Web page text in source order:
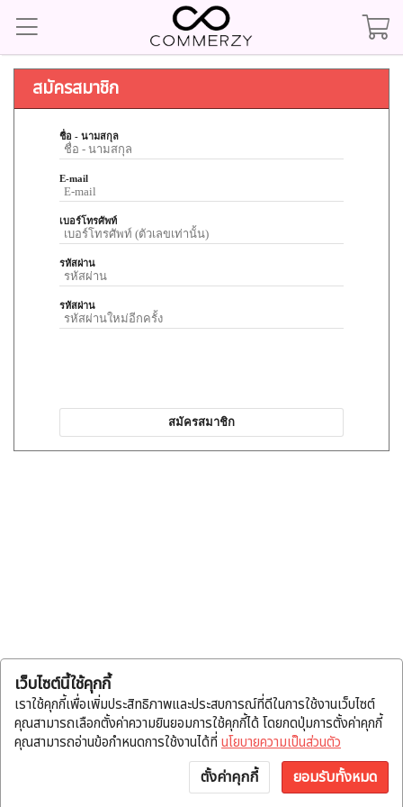
แจ้งโอน บัญชี พูดคุย
เว็บไซต์นี้ใช้คุกกี้
เราใช้คุกกี้เพื่อเพิ่มประสิทธิภาพและประสบการณ์ที่ดีในการใช้งานเว็บไซต์
คุณสามารถเลือกตั้งค่าความยินยอมการใช้คุกกี้ได้ โดยกดปุ่มการตั้งค่าคุกกี้
คุณสามารถอ่านข้อกำหนดการใช้งานได้ที่ นโยบายความเป็นส่วนตัว
ตั้งค่าคุกกี้ ยอมรับทั้งหมด
สมัครสมาชิก
ชื่อ - นามสกุล
E-mail
เบอร์โทรศัพท์
รหัสผ่าน
รหัสผ่าน
สมัครสมาชิก